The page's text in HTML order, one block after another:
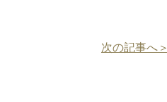
次の記事へ＞